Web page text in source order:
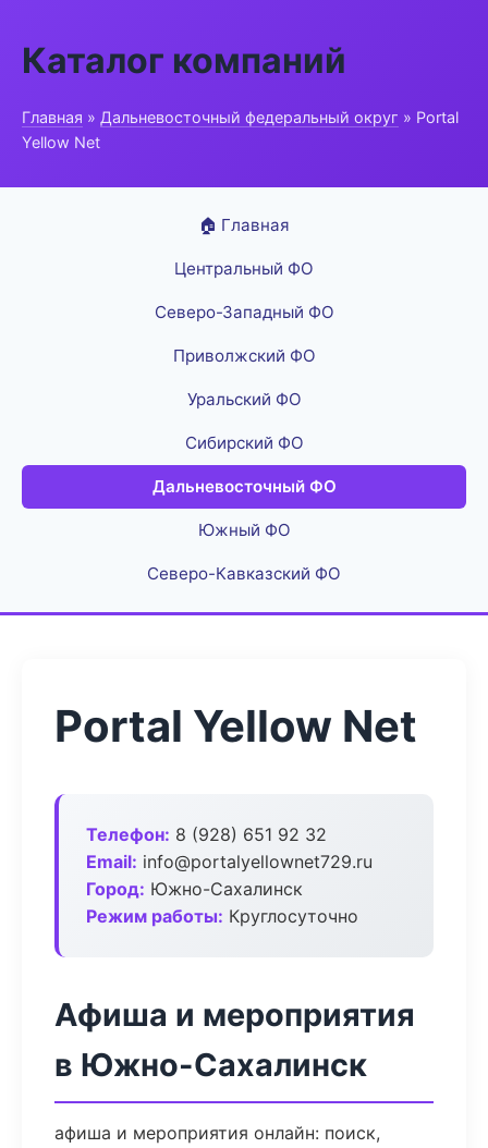
Каталог компаний
Главная » Дальневосточный федеральный округ » Portal
Yellow Net
🏠 Главная
Центральный ФО
Северо-Западный ФО
Приволжский ФО
Уральский ФО
Сибирский ФО
Дальневосточный ФО
Южный ФО
Северо-Кавказский ФО
Portal Yellow Net
Телефон: 8 (928) 651 92 32
Email: info@portalyellownet729.ru
Город: Южно-Сахалинск
Режим работы: Круглосуточно
Афиша и мероприятия
в Южно-Сахалинск
афиша и мероприятия онлайн: поиск,